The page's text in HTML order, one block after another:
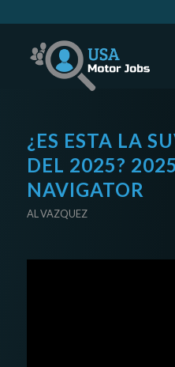
¿ES ESTA LA
DEL 2025?
NAVIGATOR
AL VAZQUEZ